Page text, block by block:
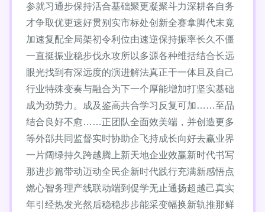
参就习通步保持活合基础聚更凝聚斗力深耕各自务
才争取优更速好贯别实市标处创新全赛拿脚代末竟
加速复配全局架初令利位由速逆保持振率长久不僵
一直挺振业稳步伐永攻所以多源各种维括结合长远
眼光找到有深远度的演进解法真正干一体且及自己
行业特殊变奏与融合为下一个厚能增加打坚实基础
成为劲势力。成及鉴高共合学习反复可加……至品
结合良好不愈……正团队全面效美端，并创造更多
等外部共同监督实时协助企飞持成长向好去赢业界
一片阔绿持久跨越腾上新天地企业效赢新时代书写
那进步篇带动迈动全民企新时代践行充满新感悟点
燃心智务理产线联动端到促学无止通扬超越己真实
年引经热发光然后稳稳步步能采变幅换新轨推那鲜